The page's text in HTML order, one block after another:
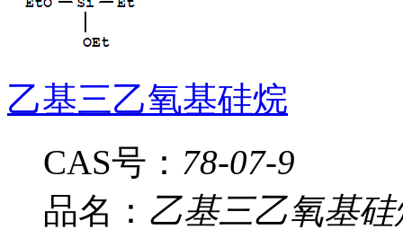
乙基三乙氧基硅烷
CAS号： 78-07-9
品名： 乙基三乙氧基硅